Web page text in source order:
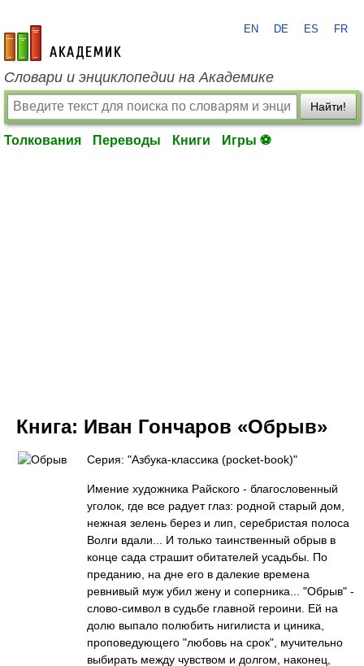
academic.ru
EN DE ES FR
Словари и энциклопедии на Академике
Найти!
Толкования Переводы Книги Игры ⚽
Книга: Иван Гончаров «Обрыв»
Серия: "Азбука-классика (pocket-book)"
Имение художника Райского - благословенный
уголок, где все радует глаз: родной старый дом,
нежная зелень берез и лип, серебристая полоса
Волги вдали... И только таинственный обрыв в
конце сада страшит обитателей усадьбы. По
преданию, на дне его в далекие времена
ревнивый муж убил жену и соперника... "Обрыв" -
слово-символ в судьбе главной героини. Ей на
долю выпало полюбить нигилиста и циника,
проповедующего "любовь на срок", мучительно
выбирать между чувством и долгом, наконец,